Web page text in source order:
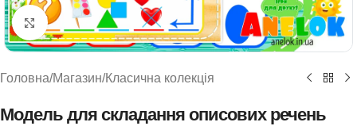
Натисніть, щоб збільшити
Головна/Магазин/Класична колекція
Модель для складання описових речень